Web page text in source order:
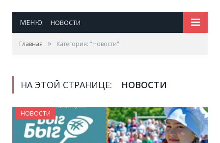
МЕНЮ: НОВОСТИ
Главная » Категория: "Новости"
НА ЭТОЙ СТРАНИЦЕ: НОВОСТИ
НОВОСТИ